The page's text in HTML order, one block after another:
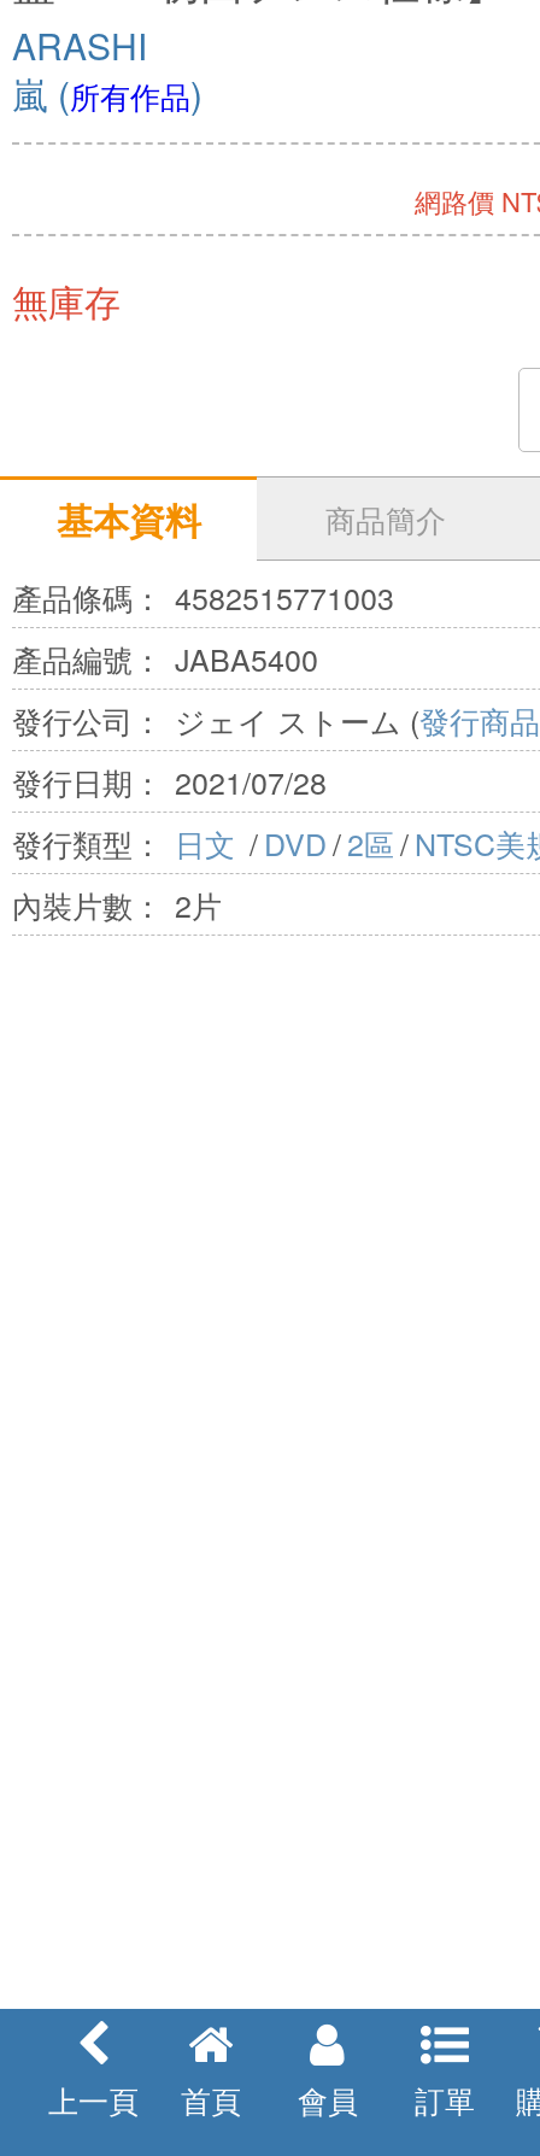
ARASHI
嵐 (所有作品)
網路價
無庫存
基本資料
商品簡介
產品條碼： 4582515771003
產品編號： JABA5400
發行公司：
ジェイ ストーム (發行商品
發行日期：
2021/07/28
發行類型：
日文 /DVD/2區/NTSC美
內裝片數：
2片
上一頁 首頁 會員 訂單